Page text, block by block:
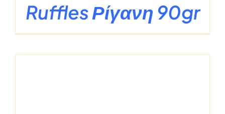
Ruffles Ρίγανη 90gr